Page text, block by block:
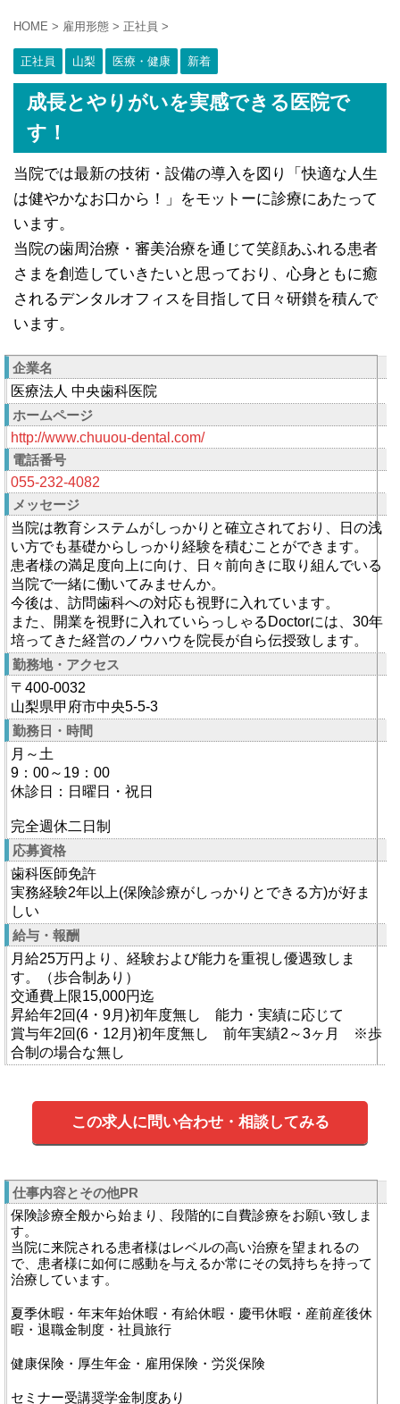
HOME > 雇用形態 > 正社員 >
正社員 山梨 医療・健康 新着
成長とやりがいを実感できる医院で
す！
当院では最新の技術・設備の導入を図り「快適な人生
は健やかなお口から！」をモットーに診療にあたって
います。
当院の歯周治療・審美治療を通じて笑顔あふれる患者
さまを創造していきたいと思っており、心身ともに癒
されるデンタルオフィスを目指して日々研鑚を積んで
います。
企業名
医療法人 中央歯科医院
ホームページ
http://www.chuuou-dental.com/
電話番号
055-232-4082
メッセージ
当院は教育システムがしっかりと確立されており、日の浅
い方でも基礎からしっかり経験を積むことができます。
患者様の満足度向上に向け、日々前向きに取り組んでいる
当院で一緒に働いてみませんか。
今後は、訪問歯科への対応も視野に入れています。
また、開業を視野に入れていらっしゃるDoctorには、30年
培ってきた経営のノウハウを院長が自ら伝授致します。
勤務地・アクセス
〒400-0032
山梨県甲府市中央5-5-3
勤務日・時間
月～土
9：00～19：00
休診日：日曜日・祝日
完全週休二日制
応募資格
歯科医師免許
実務経験2年以上(保険診療がしっかりとできる方)が好ま
しい
給与・報酬
月給25万円より、経験および能力を重視し優遇致しま
す。（歩合制あり）
交通費上限15,000円迄
昇給年2回(4・9月)初年度無し 能力・実績に応じて
賞与年2回(6・12月)初年度無し 前年実績2～3ヶ月 ※歩
合制の場合な無し
この求人に問い合わせ・相談してみる
仕事内容とその他PR
保険診療全般から始まり、段階的に自費診療をお願い致しま
す。
当院に来院される患者様はレベルの高い治療を望まれるの
で、患者様に如何に感動を与えるか常にその気持ちを持って
治療しています。
夏季休暇・年末年始休暇・有給休暇・慶弔休暇・産前産後休
暇・退職金制度・社員旅行
健康保険・厚生年金・雇用保険・労災保険
セミナー受講奨学金制度あり